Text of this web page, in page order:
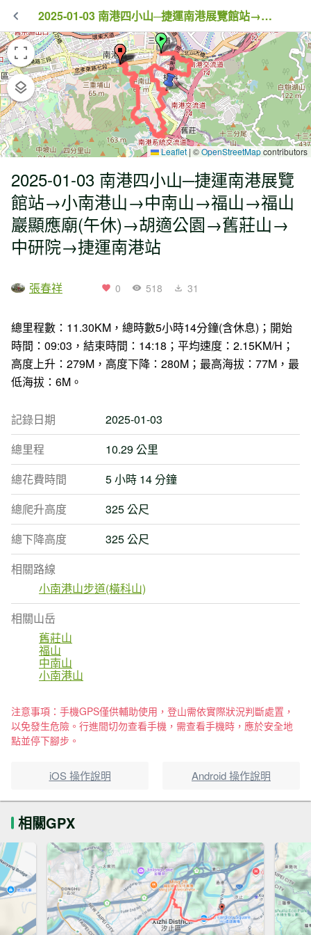
2025-01-03 南港四小山─捷運南港展覽館站→小南港山→中南山→福山→福山巖顯應廟(午休)→胡適公園→舊莊山→中研院→捷運南港站
Leaflet | ©OpenStreetMapcontributors
2025-01-03 南港四小山─捷運南港展覽
館站→小南港山→中南山→福山→福山
巖顯應廟(午休)→胡適公園→舊莊山→
中研院→捷運南港站
張春祥 0 518 31
總里程數：11.30KM，總時數5小時14分鐘(含休息)；開始
時間：09:03，結束時間：14:18；平均速度：2.15KM/H；
高度上升：279M，高度下降：280M；最高海拔：77M，最
低海拔：6M。
記錄日期
2025-01-03
總里程
10.29 公里
總花費時間
5 小時 14 分鐘
總爬升高度
325 公尺
總下降高度
325 公尺
相關路線
小南港山步道(橫科山)
相關山岳
舊莊山
福山
中南山
小南港山
注意事項：手機GPS僅供輔助使用，登山需依實際狀況判斷處置，
以免發生危險。行進間切勿查看手機，需查看手機時，應於安全地
點並停下腳步。
iOS 操作說明 Android 操作說明
相關GPX